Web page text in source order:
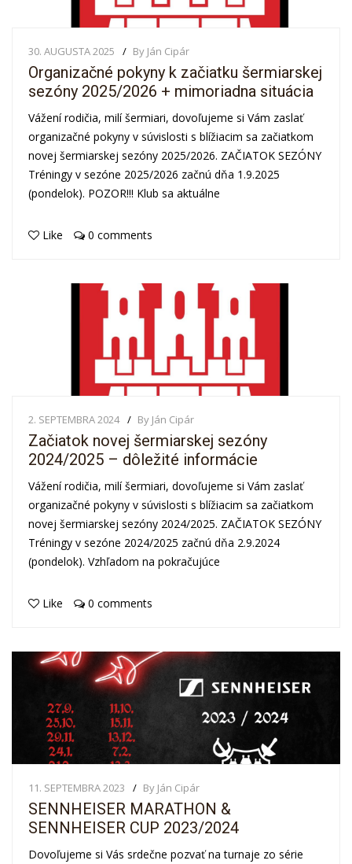
30. AUGUSTA 2025 By Ján Cipár
Organizačné pokyny k začiatku šermiarskej
sezóny 2025/2026 + mimoriadna situácia
Vážení rodičia, milí šermiari, dovoľujeme si Vám zaslať
organizačné pokyny v súvislosti s blížiacim sa začiatkom
novej šermiarskej sezóny 2025/2026. ZAČIATOK SEZÓNY
Tréningy v sezóne 2025/2026 začnú dňa 1.9.2025
(pondelok). POZOR!!! Klub sa aktuálne
Like 0 comments
2. SEPTEMBRA 2024 By Ján Cipár
Začiatok novej šermiarskej sezóny
2024/2025 – dôležité informácie
Vážení rodičia, milí šermiari, dovoľujeme si Vám zaslať
organizačné pokyny v súvislosti s blížiacim sa začiatkom
novej šermiarskej sezóny 2024/2025. ZAČIATOK SEZÓNY
Tréningy v sezóne 2024/2025 začnú dňa 2.9.2024
(pondelok). Vzhľadom na pokračujúce
Like 0 comments
11. SEPTEMBRA 2023 By Ján Cipár
SENNHEISER MARATHON &
SENNHEISER CUP 2023/2024
Dovoľujeme si Vás srdečne pozvať na turnaje zo série